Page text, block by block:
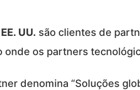
UU. são clientes de
os partners
denomina “Soluções